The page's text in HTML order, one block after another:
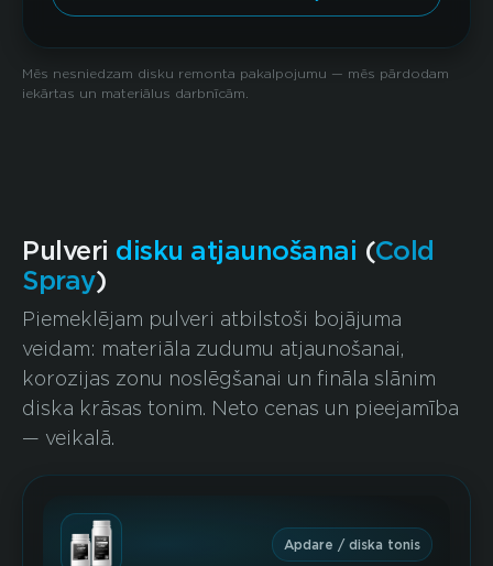
Mēs nesniedzam disku remonta pakalpojumu — mēs pārdodam
iekārtas un materiālus darbnīcām.
Pulveri disku atjaunošanai (Cold
Spray)
Piemeklējam pulveri atbilstoši bojājuma
veidam: materiāla zudumu atjaunošanai,
korozijas zonu noslēgšanai un fināla slānim
diska krāsas tonim. Neto cenas un pieejamība
— veikalā.
Apdare / diska tonis